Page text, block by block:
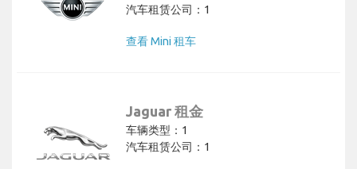
汽车租赁公司：1
查看 Mini 租车
Jaguar 租金
车辆类型：1
汽车租赁公司：1